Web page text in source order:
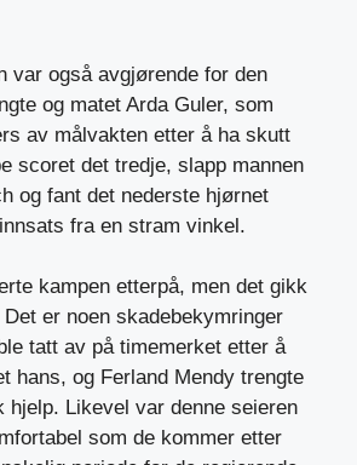
var også avgjørende for den
og matet Arda Guler, som
av målvakten etter å ha skutt
scoret det tredje, slapp mannen
og fant det nederste hjørnet
fra en stram vinkel.
kampen etterpå, men det gikk
er noen skadebekymringer
tatt av på timemerket etter å
hans, og Ferland Mendy trengte
hjelp. Likevel var denne seieren
som de kommer etter